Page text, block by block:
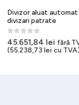
Divizor aluat automat
divizari patrate
0out of 5
45.651,84 lei fără
(55.238,73 lei cu